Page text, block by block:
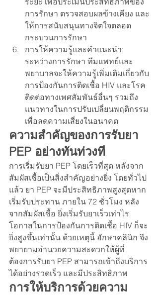
การรักษา ตรวจสอบผลข้างเคียง และ
ให้การสนับสนุนทางจิตใจตลอด
กระบวนการรักษา
การให้ความรู้และคำแนะนำ:
ระหว่างการรักษา ทีมแพทย์และ
พยาบาลจะให้ความรู้เพิ่มเติมเกี่ยวกับ
การป้องกันการติดเชื้อ HIV และโรค
ติดต่อทางเพศสัมพันธ์อื่นๆ รวมถึง
แนวทางในการปรับเปลี่ยนพฤติกรรม
เพื่อลดความเสี่ยงในอนาคต
ความสำคัญของการรับยา
PEP อย่างทันท่วงที
การเริ่มรับยา PEP โดยเร็วที่สุด หลังจาก
สัมผัสเชื้อเป็นสิ่งสำคัญอย่างยิ่ง โดยทั่วไป
แล้ว ยา PEP จะมีประสิทธิภาพสูงสุดหาก
เริ่มรับประทาน ภายใน 72 ชั่วโมง หลัง
จากสัมผัสเชื้อ ยิ่งเริ่มรับยาเร็วเท่าไร
โอกาสในการป้องกันการติดเชื้อ HIV ก็จะ
ยิ่งสูงขึ้นเท่านั้น ด้วยเหตุนี้ ฮักษาคลินิก จึง
พยายามอำนวยความสะดวกให้ผู้ที่
ต้องการรับยา PEP สามารถเข้าถึงบริการ
ได้อย่างรวดเร็ว และมีประสิทธิภาพ
การให้บริการด้วยความ